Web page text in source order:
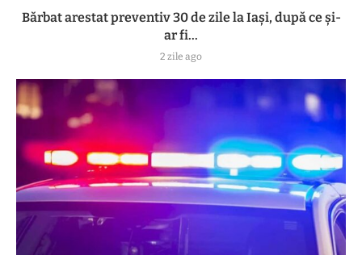
Bărbat arestat preventiv 30 de zile la Iași, după ce și-
ar fi...
2 zile ago